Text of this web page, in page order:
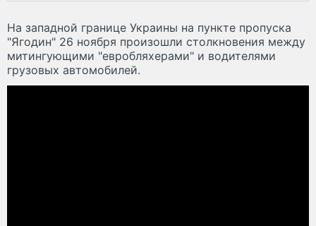
На западной границе Украины на пункте пропуска
"Ягодин" 26 ноября произошли столкновения между
митингующими "евробляхерами" и водителями
грузовых автомобилей.